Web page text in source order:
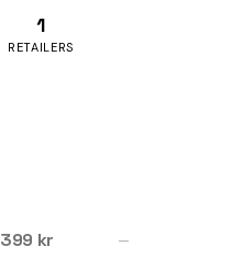
1
RETAILERS
399 kr —